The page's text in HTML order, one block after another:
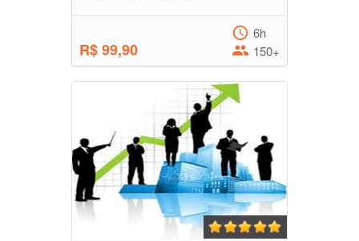
R$ 99,90
6h
150+